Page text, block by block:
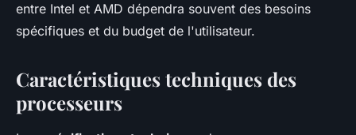
entre Intel et AMD dépendra souvent des besoins
spécifiques et du budget de l'utilisateur.
Caractéristiques techniques des
processeurs